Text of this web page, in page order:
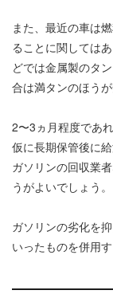
また、最近の車は
ることに関しては
どでは金属製のタ
合は満タンのほうが
2〜3ヵ月程度であ
仮に長期保管後に
ガソリンの回収業
うがよいでしょう。
ガソリンの劣化を
いったものを併用